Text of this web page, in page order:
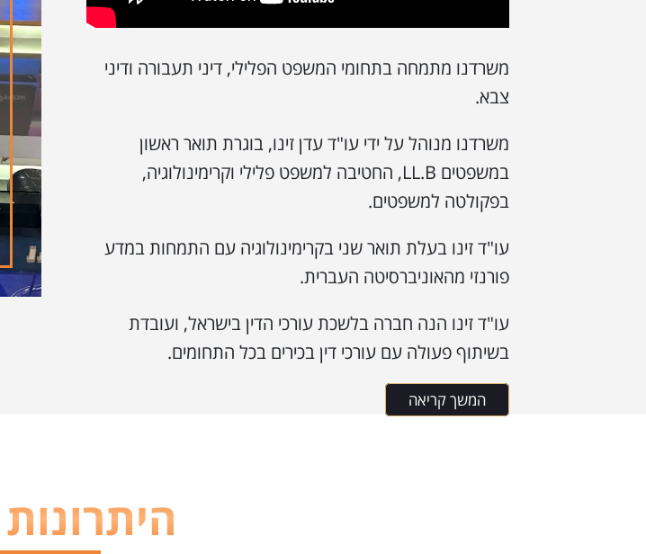
משרדנו מתמחה בתחומי המשפט הפלילי, דיני תעבורה ודיני
צבא.
משרדנו מנוהל על ידי עו"ד עדן זינו, בוגרת תואר ראשון
במשפטים LL.B, החטיבה למשפט פלילי וקרימינולוגיה,
בפקולטה למשפטים.
עו"ד זינו בעלת תואר שני בקרימינולוגיה עם התמחות במדע
פורנזי מהאוניברסיטה העברית.
עו"ד זינו הנה חברה בלשכת עורכי הדין בישראל, ועובדת
בשיתוף פעולה עם עורכי דין בכירים בכל התחומים.
המשך קריאה